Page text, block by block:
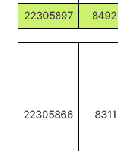
8492
22305897
8311
22305866